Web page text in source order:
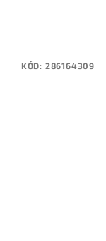
KÓD: 286164309